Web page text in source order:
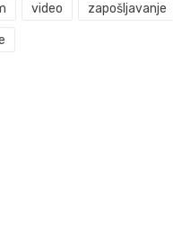
video zapošljavanje